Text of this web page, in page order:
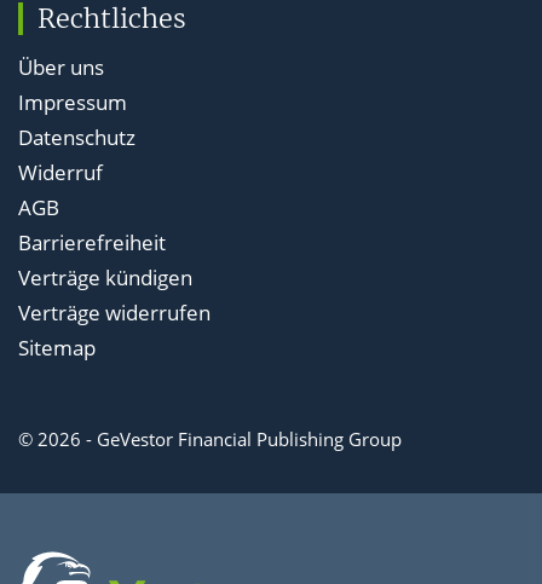
Rechtliches
Über uns
Impressum
Datenschutz
Widerruf
AGB
Barrierefreiheit
Verträge kündigen
Verträge widerrufen
Sitemap
© 2026 - GeVestor Financial Publishing Group